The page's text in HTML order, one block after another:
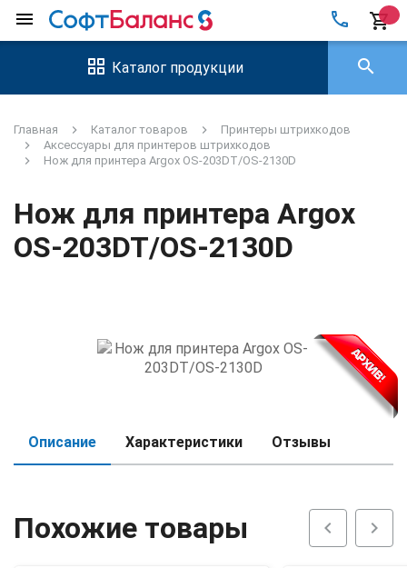
menu local_phone shopping_cart
Каталог продукции search
Главная Каталог товаров
Принтеры штрихкодов
Аксессуары для принтеров штрихкодов
Нож для принтера Argox OS-203DT/OS-2130D
Нож для принтера Argox
OS-203DT/OS-2130D
Описание Характеристики Отзывы
Похожие товары chevron_left chevron_right